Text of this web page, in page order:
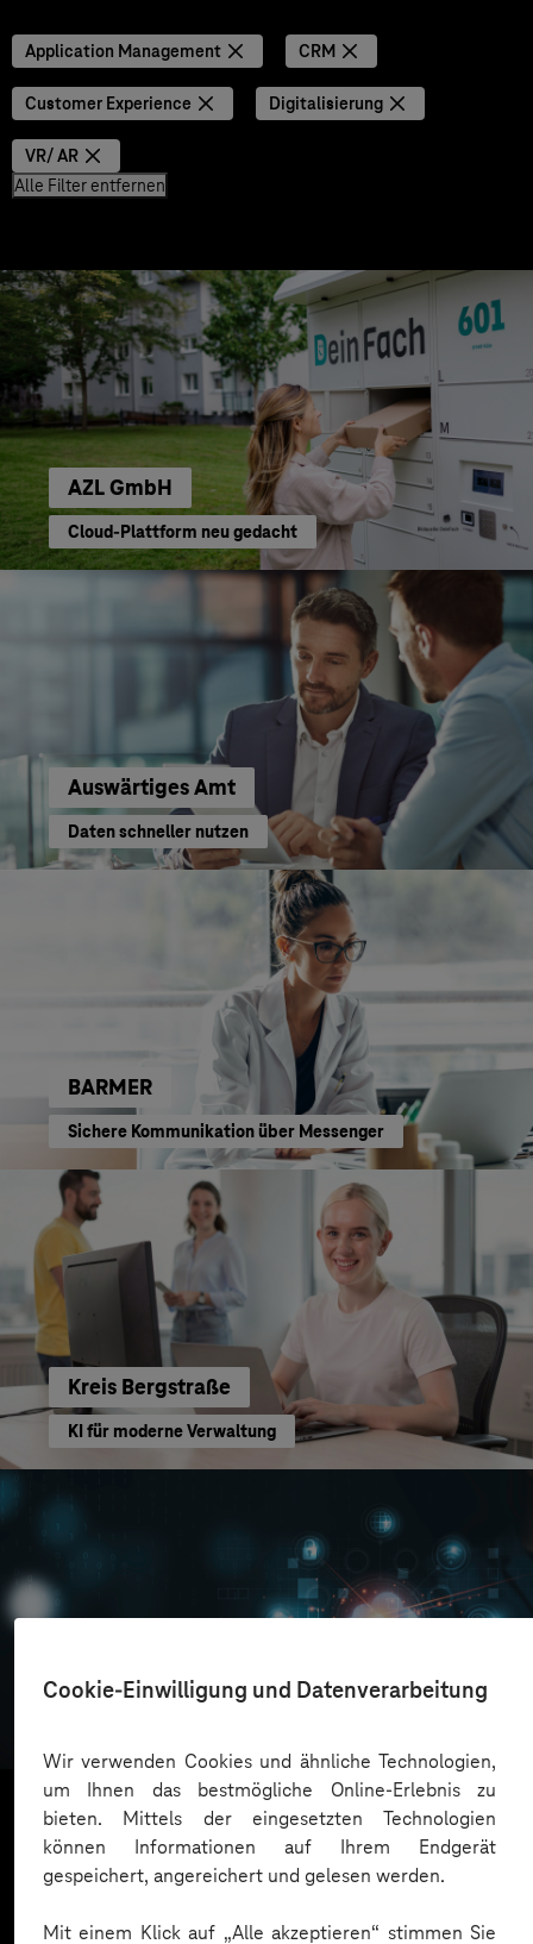
Cookie-Einwilligung und Datenverarbeitung
Wir verwenden Cookies und ähnliche Technologien,
um Ihnen das bestmögliche Online-Erlebnis zu
bieten. Mittels der eingesetzten Technologien
können Informationen auf Ihrem Endgerät
gespeichert, angereichert und gelesen werden.
Mit einem Klick auf „Alle akzeptieren“ stimmen Sie
Application Management CRM
Customer Experience Digitalisierung
VR/ AR
Alle Filter entfernen
AZL GmbH
Cloud-Plattform neu gedacht
Auswärtiges Amt
Daten schneller nutzen
BARMER
Sichere Kommunikation über Messenger
Kreis Bergstraße
KI für moderne Verwaltung
Oskar Frech
Mehr laden